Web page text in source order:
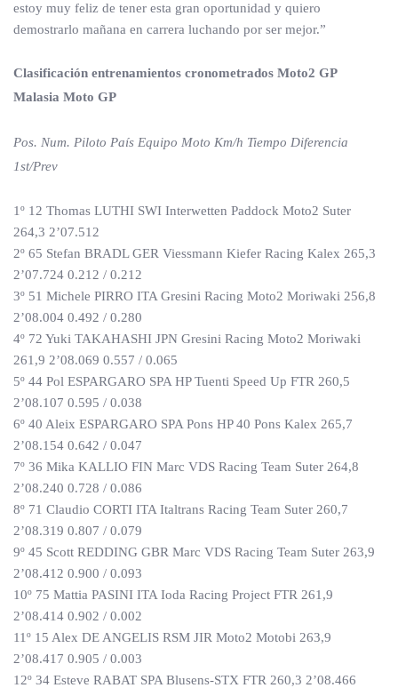
estoy muy feliz de tener esta gran oportunidad y quiero
demostrarlo mañana en carrera luchando por ser mejor.”
Clasificación entrenamientos cronometrados Moto2 GP
Malasia Moto GP
Pos. Num. Piloto País Equipo Moto Km/h Tiempo Diferencia
1st/Prev
1º 12 Thomas LUTHI SWI Interwetten Paddock Moto2 Suter
264,3 2’07.512
2º 65 Stefan BRADL GER Viessmann Kiefer Racing Kalex 265,3
2’07.724 0.212 / 0.212
3º 51 Michele PIRRO ITA Gresini Racing Moto2 Moriwaki 256,8
2’08.004 0.492 / 0.280
4º 72 Yuki TAKAHASHI JPN Gresini Racing Moto2 Moriwaki
261,9 2’08.069 0.557 / 0.065
5º 44 Pol ESPARGARO SPA HP Tuenti Speed Up FTR 260,5
2’08.107 0.595 / 0.038
6º 40 Aleix ESPARGARO SPA Pons HP 40 Pons Kalex 265,7
2’08.154 0.642 / 0.047
7º 36 Mika KALLIO FIN Marc VDS Racing Team Suter 264,8
2’08.240 0.728 / 0.086
8º 71 Claudio CORTI ITA Italtrans Racing Team Suter 260,7
2’08.319 0.807 / 0.079
9º 45 Scott REDDING GBR Marc VDS Racing Team Suter 263,9
2’08.412 0.900 / 0.093
10º 75 Mattia PASINI ITA Ioda Racing Project FTR 261,9
2’08.414 0.902 / 0.002
11º 15 Alex DE ANGELIS RSM JIR Moto2 Motobi 263,9
2’08.417 0.905 / 0.003
12º 34 Esteve RABAT SPA Blusens-STX FTR 260,3 2’08.466